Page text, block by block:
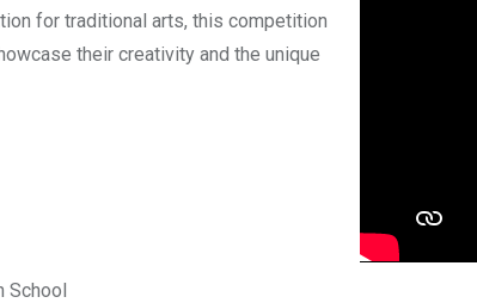
for traditional arts, this competition
their creativity and the unique